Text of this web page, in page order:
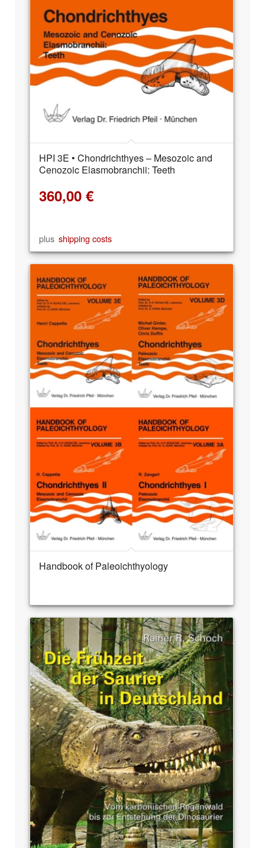
HPI 3E • Chondrichthyes – Mesozoic and
Cenozoic Elasmobranchii: Teeth
360,00 €
plus shipping costs
Handbook of Paleoichthyology